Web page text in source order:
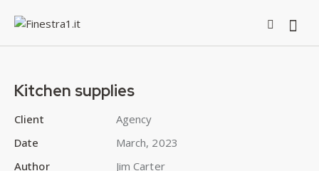
Kitchen supplies
Client
Agency
Date
March, 2023
Author
Jim Carter